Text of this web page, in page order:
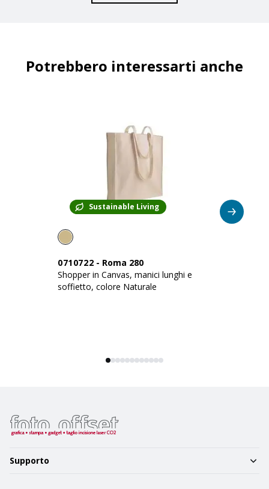
Potrebbero interessarti anche
Sustainable Living
0710722 - Roma 280
Shopper in Canvas, manici lunghi e
soffietto, colore Naturale
Supporto